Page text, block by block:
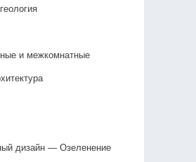
и межкомнатные
дизайн — Озеленение‎